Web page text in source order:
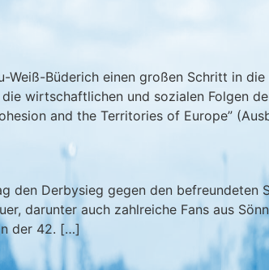
Büderich einen großen Schritt in
wirtschaftlichen und sozialen Folgen
and the Territories of Europe”
den Derbysieg gegen den befreundeten
darunter auch zahlreiche Fans aus
der 42. […]